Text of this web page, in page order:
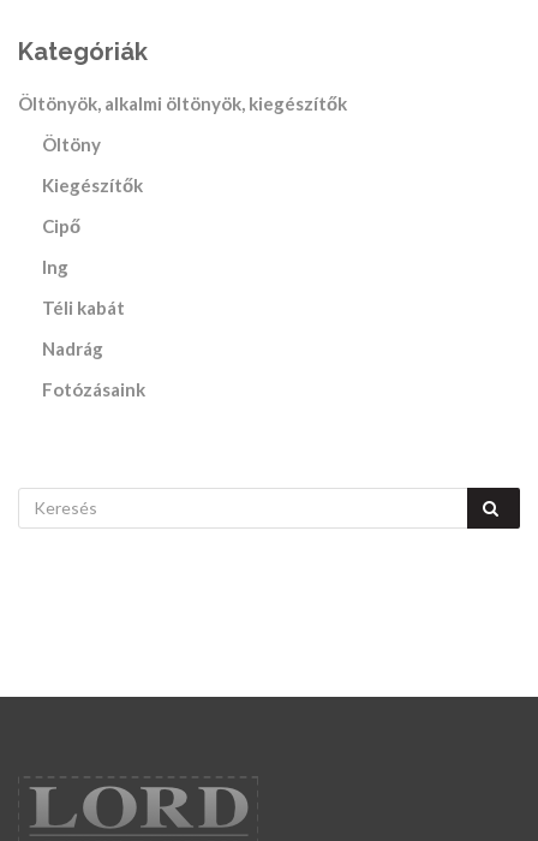
Kategóriák
Öltönyök, alkalmi öltönyök, kiegészítők
Öltöny
Kiegészítők
Cipő
Ing
Téli kabát
Nadrág
Fotózásaink